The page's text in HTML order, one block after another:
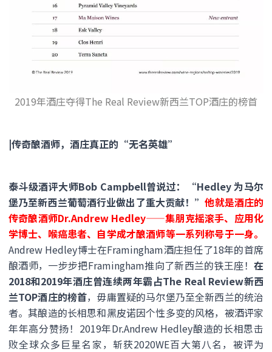
2019年酒庄夺得The Real Review新西兰TOP酒庄的榜首
|传奇酿酒师，酒庄真正的“无名英雄”
泰斗级酒评大师Bob Campbell曾说过：“Hedley 为马尔
堡乃至新西兰葡萄酒行业做出了重大贡献！”他就是酒庄的
传奇酿酒师Dr.Andrew Hedley——集朋克摇滚手、应用化
学博士、喉癌患者、自学成才酿酒师等一系列称号于一身。
Andrew Hedley博士在Framingham酒庄担任了18年的首席
酿酒师，一步步把Framingham推向了新西兰的铁王座！ 在
2018和2019年酒庄曾连续两年霸占The Real Review新西
兰TOP酒庄的榜首，毋庸置疑的马尔堡乃至全新西兰的统治
者。其酿造的长相思和黑皮诺因个性多变的风格，被酒评家
年年高分赞扬！2019年Dr.Andrew Hedley酿造的长相思击
败全球众多巨星名家，斩获2020WE百大第八名，被评为